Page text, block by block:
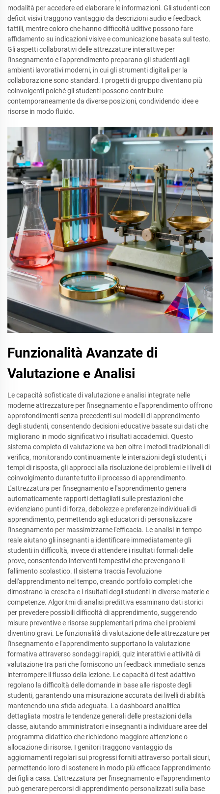
modalità per accedere ed elaborare le informazioni. Gli studenti con
deficit visivi traggono vantaggio da descrizioni audio e feedback
tattili, mentre coloro che hanno difficoltà uditive possono fare
affidamento su indicazioni visive e comunicazione basata sul testo.
Gli aspetti collaborativi delle attrezzature interattive per
l'insegnamento e l'apprendimento preparano gli studenti agli
ambienti lavorativi moderni, in cui gli strumenti digitali per la
collaborazione sono standard. I progetti di gruppo diventano più
coinvolgenti poiché gli studenti possono contribuire
contemporaneamente da diverse posizioni, condividendo idee e
risorse in modo fluido.
Funzionalità Avanzate di
Valutazione e Analisi
Le capacità sofisticate di valutazione e analisi integrate nelle
moderne attrezzature per l'insegnamento e l'apprendimento offrono
approfondimenti senza precedenti sui modelli di apprendimento
degli studenti, consentendo decisioni educative basate sui dati che
migliorano in modo significativo i risultati accademici. Questo
sistema completo di valutazione va ben oltre i metodi tradizionali di
verifica, monitorando continuamente le interazioni degli studenti, i
tempi di risposta, gli approcci alla risoluzione dei problemi e i livelli di
coinvolgimento durante tutto il processo di apprendimento.
L'attrezzatura per l'insegnamento e l'apprendimento genera
automaticamente rapporti dettagliati sulle prestazioni che
evidenziano punti di forza, debolezze e preferenze individuali di
apprendimento, permettendo agli educatori di personalizzare
l'insegnamento per massimizzarne l'efficacia. Le analisi in tempo
reale aiutano gli insegnanti a identificare immediatamente gli
studenti in difficoltà, invece di attendere i risultati formali delle
prove, consentendo interventi tempestivi che prevengono il
fallimento scolastico. Il sistema traccia l'evoluzione
dell'apprendimento nel tempo, creando portfolio completi che
dimostrano la crescita e i risultati degli studenti in diverse materie e
competenze. Algoritmi di analisi predittiva esaminano dati storici
per prevedere possibili difficoltà di apprendimento, suggerendo
misure preventive e risorse supplementari prima che i problemi
diventino gravi. Le funzionalità di valutazione delle attrezzature per
l'insegnamento e l'apprendimento supportano la valutazione
formativa attraverso sondaggi rapidi, quiz interattivi e attività di
valutazione tra pari che forniscono un feedback immediato senza
interrompere il flusso della lezione. Le capacità di test adattivo
regolano la difficoltà delle domande in base alle risposte degli
studenti, garantendo una misurazione accurata dei livelli di abilità
mantenendo una sfida adeguata. La dashboard analitica
dettagliata mostra le tendenze generali delle prestazioni della
classe, aiutando amministratori e insegnanti a individuare aree del
programma didattico che richiedono maggiore attenzione o
allocazione di risorse. I genitori traggono vantaggio da
aggiornamenti regolari sui progressi forniti attraverso portali sicuri,
permettendo loro di sostenere in modo più efficace l'apprendimento
dei figli a casa. L'attrezzatura per l'insegnamento e l'apprendimento
può generare percorsi di apprendimento personalizzati sulla base